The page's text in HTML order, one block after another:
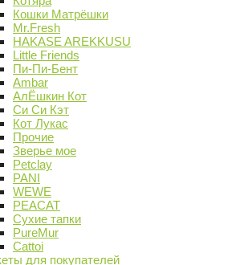
Кошки Матрёшки
Mr.Fresh
HAKASE AREKKUSU
Little Friends
Пи-Пи-Бент
Ambar
АлЁшкин Кот
Си Си Кэт
Кот Лукас
Прочие
Зверье мое
Petclay
PANI
WEWE
PEACAT
Сухие тапки
PureMur
Cattoi
для покупателей